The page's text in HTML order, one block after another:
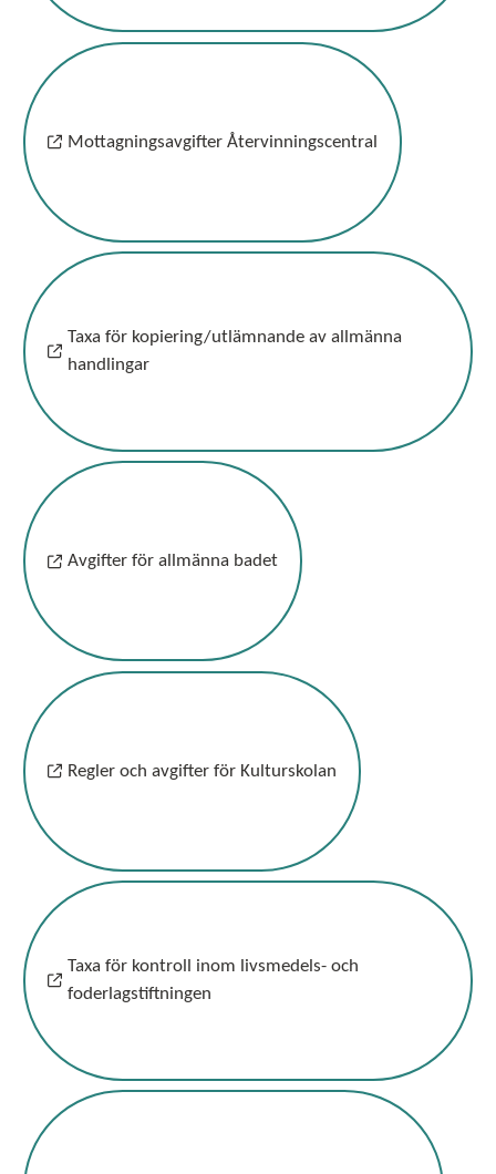
Mottagningsavgifter Återvinningscentral
Taxa för kopiering/utlämnande av allmänna
handlingar
Avgifter för allmänna badet
Regler och avgifter för Kulturskolan
Taxa för kontroll inom livsmedels- och
foderlagstiftningen